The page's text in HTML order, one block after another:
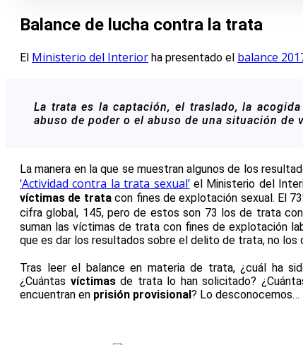
Balance de lucha contra la trata
El Ministerio del Interior ha presentado el balance
La trata es la captación, el traslado, la
abuso de poder o el abuso de una situación
La manera en la que se muestran algunos de los
‘Actividad contra la trata sexual’el Ministerio del
víctimas de tratacon fines de explotación sexual. El
cifra global, 145, pero de estos son 73 los de trata
suman las víctimas de trata con fines de explotación
que es dar los resultados sobre el delito de trata, no los
Tras leer el balance en materia de trata, ¿cuál ha
¿Cuántas víctimasde trata lo han solicitado?
encuentran en prisión provisional? Lo desconocemos…